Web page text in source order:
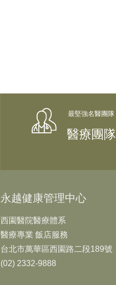
醫療團隊
永越健康管理中心
西園醫院醫療體系
醫療專業 飯店服務
台北市萬華區西園路二段189號
(02) 2332-9888